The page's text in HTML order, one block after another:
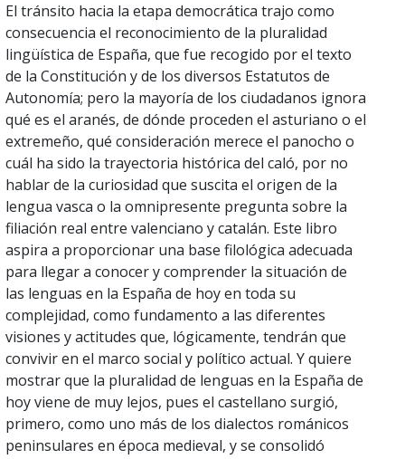
El tránsito hacia la etapa democrática trajo como
consecuencia el reconocimiento de la pluralidad
lingüística de España, que fue recogido por el texto
de la Constitución y de los diversos Estatutos de
Autonomía; pero la mayoría de los ciudadanos ignora
qué es el aranés, de dónde proceden el asturiano o el
extremeño, qué consideración merece el panocho o
cuál ha sido la trayectoria histórica del caló, por no
hablar de la curiosidad que suscita el origen de la
lengua vasca o la omnipresente pregunta sobre la
filiación real entre valenciano y catalán. Este libro
aspira a proporcionar una base filológica adecuada
para llegar a conocer y comprender la situación de
las lenguas en la España de hoy en toda su
complejidad, como fundamento a las diferentes
visiones y actitudes que, lógicamente, tendrán que
convivir en el marco social y político actual. Y quiere
mostrar que la pluralidad de lenguas en la España de
hoy viene de muy lejos, pues el castellano surgió,
primero, como uno más de los dialectos románicos
peninsulares en época medieval, y se consolidó